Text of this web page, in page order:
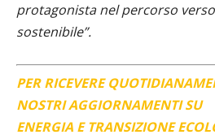
protagonista nel percorso
sostenibile”.
PER RICEVERE
NOSTRI AGGIORNAMENTI SU
ENERGIA E TRANSIZIONE